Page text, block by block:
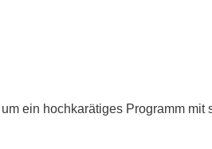
ein hochkarätiges Programm mit